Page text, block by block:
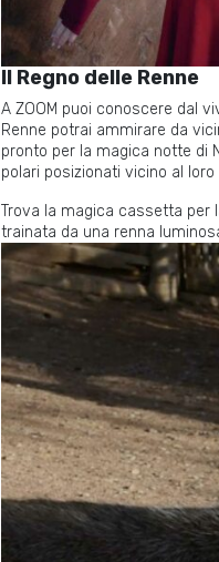
Il Regno delle Renne
A ZOOM puoi conoscere dal
Renne potrai ammirare da
pronto per la magica notte di
polari posizionati vicino al loro
Trova la magica cassetta per
trainata da una renna